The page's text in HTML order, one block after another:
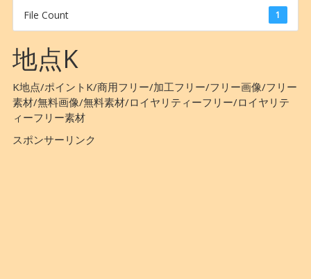
File Count 1
地点K
K地点/ポイントK/商用フリー/加工フリー/フリー画像/フリー
素材/無料画像/無料素材/ロイヤリティーフリー/ロイヤリテ
ィーフリー素材
スポンサーリンク